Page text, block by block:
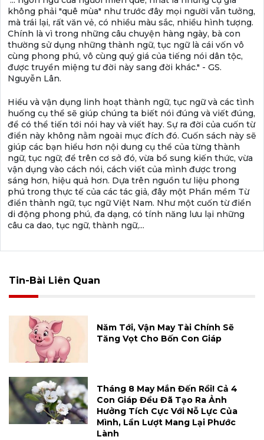
không phải "quê mùa" như trước đây mọi người vẫn tưởng,
mà trái lại, rất văn vẻ, có nhiều màu sắc, nhiều hình tượng.
Chính là vì trong những câu chuyện hàng ngày, bà con
thường sử dụng những thành ngữ, tục ngữ là cái vốn vô
cùng phong phú, vô cùng quý giá của tiếng nói dân tộc,
được truyền miệng tư đời này sang đời khác." - GS.
Nguyễn Lân.
Hiểu và vận dụng linh hoạt thành ngữ, tục ngữ và các tình
huống cụ thể sẽ giúp chúng ta biết nói đúng và viết đúng,
để có thể tiến tới nói hay và viết hay. Sự ra đời của cuốn từ
điển này không nằm ngoài mục đích đó. Cuốn sách này sẽ
giúp các bạn hiểu hơn nội dung cụ thể của từng thành
ngữ, tục ngữ; để trên cơ sở đó, vừa bổ sung kiến thức, vừa
vận dụng vào cách nói, cách viết của mình được trong
sáng hơn, hiệu quả hơn. Dựa trên nguồn tư liệu phong
phú trong thực tế của các tác giả, đây một Phần mềm Từ
điển thành ngữ, tục ngữ Việt Nam. Như một cuốn từ điển
di động phong phú, đa dạng, có tính năng lưu lại những
câu ca dao, tục ngữ, thành ngữ,...
Tin-Bài Liên Quan
Năm Tới, Vận May Tài Chính Sẽ
Tăng Vọt Cho Bốn Con Giáp
Tháng 8 May Mắn Đến Rồi! Cả 4
Con Giáp Đều Đã Tạo Ra Ảnh
Hưởng Tích Cực Với Nỗ Lực Của
Mình, Lần Lượt Mang Lại Phước
Lành